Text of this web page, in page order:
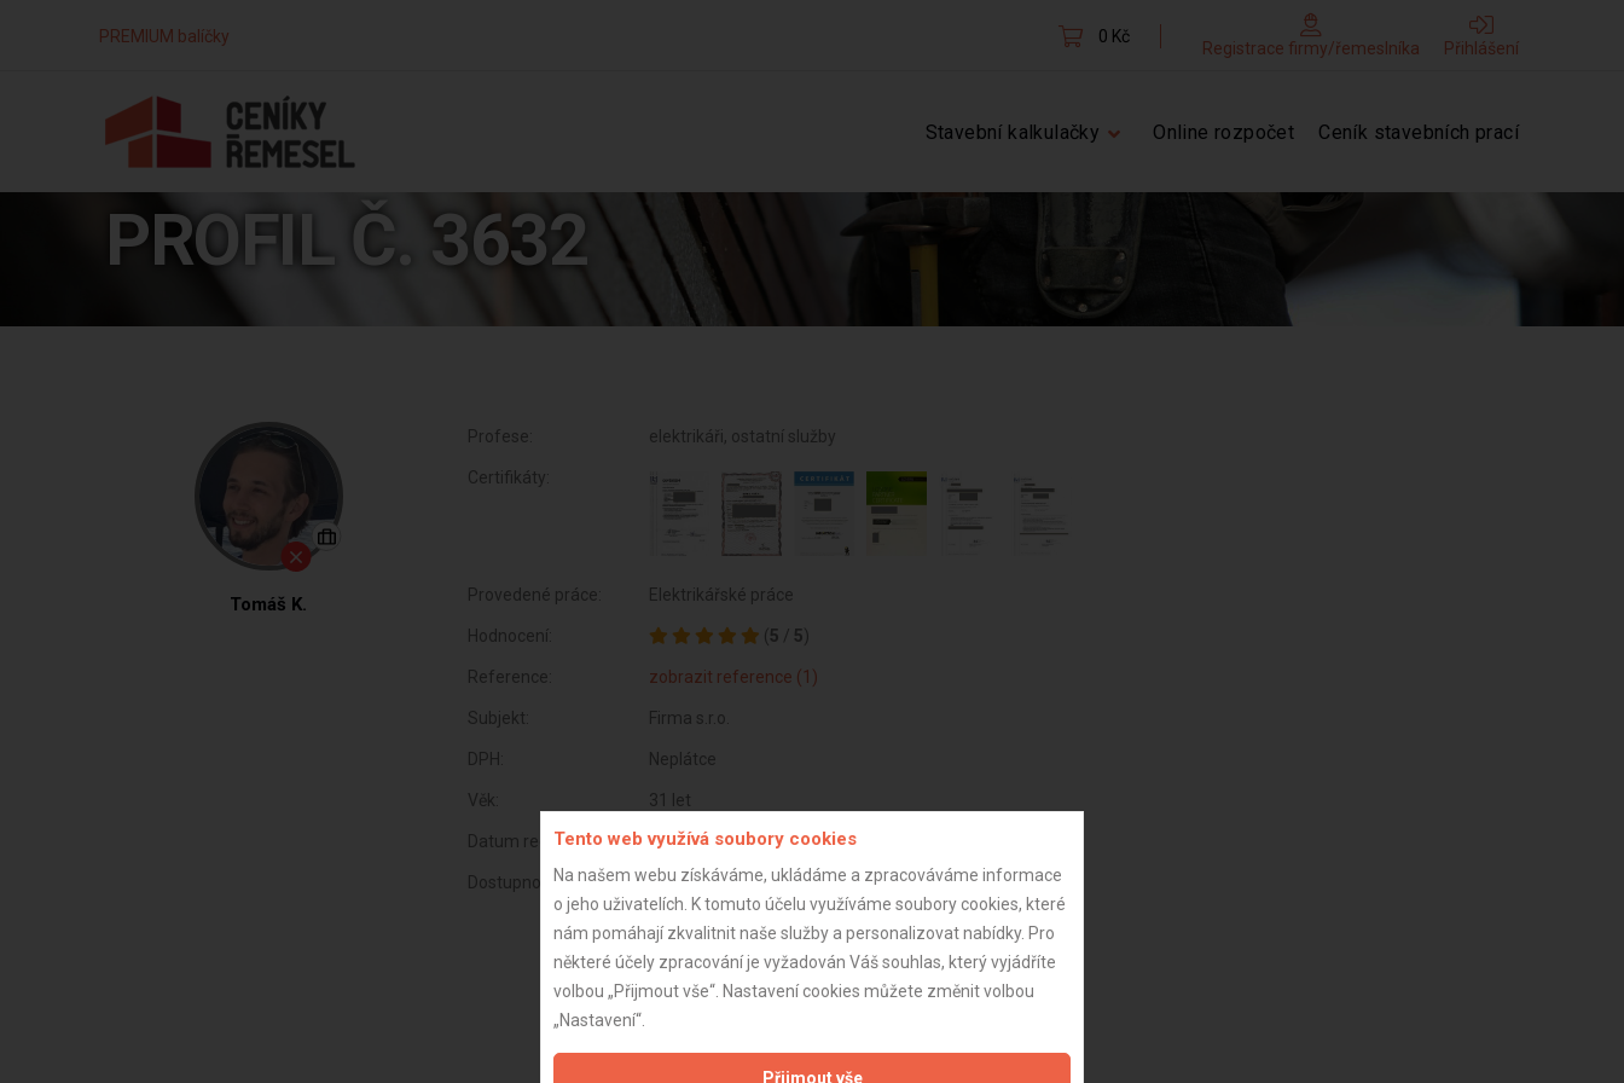
PREMIUM balíčky 0 Kč
Registrace firmy/řemeslníka Přihlášení
Stavební kalkulačky Online rozpočet Ceník stavebních prací
PROFIL Č. 3632
Tomáš K.
Profese: elektrikáři, ostatní služby
Certifikáty:
Provedené práce: Elektrikářské práce
Hodnocení: ( 5 / 5)
Reference: zobrazit reference (1)
Subjekt: Firma s.r.o.
DPH: Neplátce
Věk: 31 let
Datum registrace: 20.2.2021
Dostupnost:
Tento web využívá soubory cookies
Na našem webu získáváme, ukládáme a zpracováváme informace
o jeho uživatelích. K tomuto účelu využíváme soubory cookies, které
nám pomáhají zkvalitnit naše služby a personalizovat nabídky. Pro
některé účely zpracování je vyžadován Váš souhlas, který vyjádříte
volbou „Přijmout vše“. Nastavení cookies můžete změnit volbou
„Nastavení“.
Přijmout vše